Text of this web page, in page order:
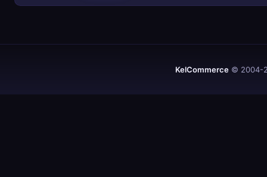
KelCommerce© 2004-